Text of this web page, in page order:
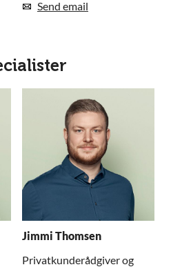
Send email
Jimmi Thomsen
Privatkunderådgiver og